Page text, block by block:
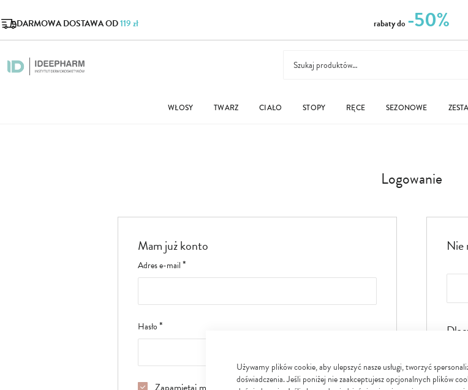
Używamy plików cookie, aby ulepszyć nasze usługi, tworzyć
doświadczenia. Jeśli poniżej nie zaakceptujesz opcjonalnych plików
DARMOWA DOSTAWA OD119 zł rabaty do -50%
WŁOSY TWARZ CIAŁO STOPY RĘCE SEZONOWE
Logowanie
Mam już konto
Adres e-mail
Hasło
Nie